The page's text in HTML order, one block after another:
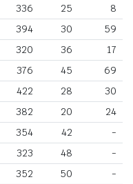
336 25
8
394 30
59
320 36
17
376 45
69
422 28
30
382 20
24
354 42
-
323 48
-
352 50 -